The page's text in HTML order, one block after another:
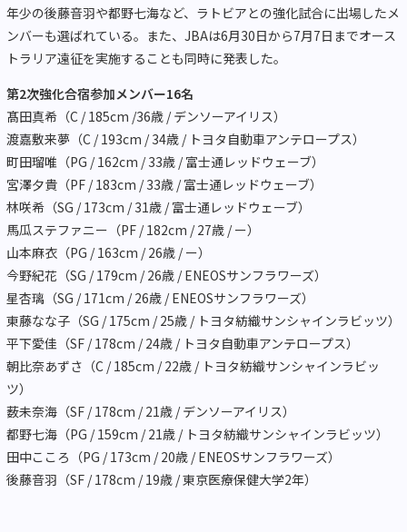
年少の後藤音羽や都野七海など、ラトビアとの強化試合に出場したメ
ンバーも選ばれている。また、JBAは6月30日から7月7日までオース
トラリア遠征を実施することも同時に発表した。
第2次強化合宿参加メンバー16名
髙田真希（C / 185cm /36歳 / デンソーアイリス）
渡嘉敷来夢（C / 193cm / 34歳 / トヨタ自動車アンテロープス）
町田瑠唯（PG / 162cm / 33歳 / 富士通レッドウェーブ）
宮澤夕貴（PF / 183cm / 33歳 / 富士通レッドウェーブ）
林咲希（SG / 173cm / 31歳 / 富士通レッドウェーブ）
馬瓜ステファニー（PF / 182cm / 27歳 / ー）
山本麻衣（PG / 163cm / 26歳 / ー）
今野紀花（SG / 179cm / 26歳 / ENEOSサンフラワーズ）
星杏璃（SG / 171cm / 26歳 / ENEOSサンフラワーズ）
東藤なな子（SG / 175cm / 25歳 / トヨタ紡織サンシャインラビッツ）
平下愛佳（SF / 178cm / 24歳 / トヨタ自動車アンテロープス）
朝比奈あずさ（C / 185cm / 22歳 / トヨタ紡織サンシャインラビッ
ツ）
薮未奈海（SF / 178cm / 21歳 / デンソーアイリス）
都野七海（PG / 159cm / 21歳 / トヨタ紡織サンシャインラビッツ）
田中こころ（PG / 173cm / 20歳 / ENEOSサンフラワーズ）
後藤音羽（SF / 178cm / 19歳 / 東京医療保健大学2年）